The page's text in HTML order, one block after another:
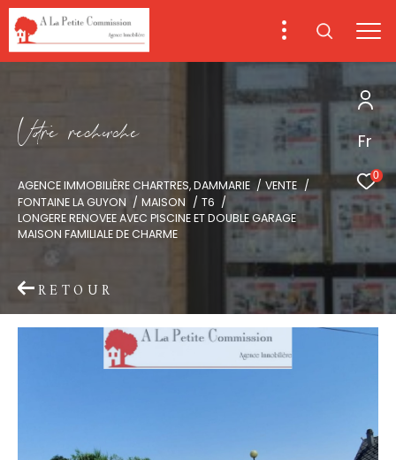
Fr
0
Vore recece
AGENCE IMMOBILIÈRE CHARTRES, DAMMARIE
VENTE
FONTAINE LA GUYON
MAISON
T6
LONGERE RENOVEE AVEC PISCINE ET DOUBLE GARAGE
MAISON FAMILIALE DE CHARME
RETOUR